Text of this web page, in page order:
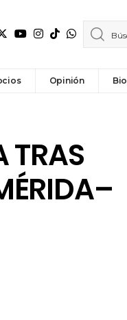
Opinión Bio
TRAS